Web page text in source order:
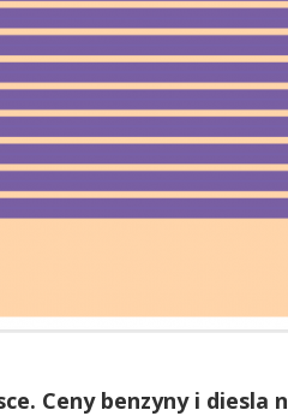
Ceny benzyny i diesla